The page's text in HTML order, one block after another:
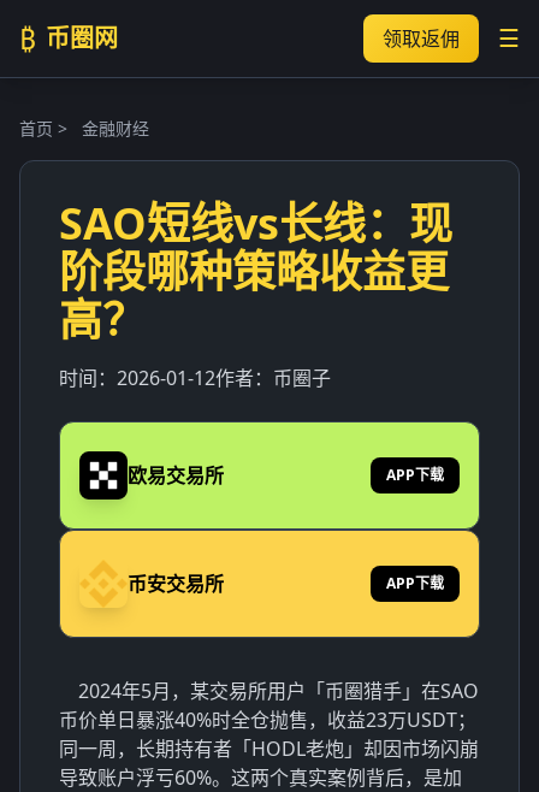
₿ 币圈网 领取返佣 ☰
首页 > 金融财经
SAO短线vs长线：现
阶段哪种策略收益更
高？
时间： 2026-01-12作者： 币圈子
欧易交易所 APP下载
币安交易所 APP下载
2024年5月，某交易所用户「币圈猎手」在SAO
币价单日暴涨40%时全仓抛售，收益23万USDT；
同一周，长期持有者「HODL老炮」却因市场闪崩
导致账户浮亏60%。这两个真实案例背后，是加